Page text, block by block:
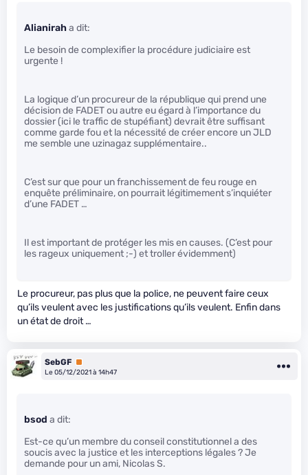
Alianiraha dit:
Le besoin de complexifier la procédure judiciaire est
urgente !
La logique d’un procureur de la république qui prend une
décision de FADET ou autre eu égard à l’importance du
dossier (ici le traffic de stupéfiant) devrait être suffisant
comme garde fou et la nécessité de créer encore un JLD
me semble une uzinagaz supplémentaire..
C’est sur que pour un franchissement de feu rouge en
enquête préliminaire, on pourrait légitimement s’inquiéter
d’une FADET …
Il est important de protéger les mis en causes. (C’est pour
les rageux uniquement ;-) et troller évidemment)
Le procureur, pas plus que la police, ne peuvent faire ceux
qu’ils veulent avec les justifications qu’ils veulent. Enfin dans
un état de droit …
SebGF Premium
Le 05/12/2021 à 14h47
bsod a dit:
Est-ce qu’un membre du conseil constitutionnel a des
soucis avec la justice et les interceptions légales ? Je
demande pour un ami, Nicolas S.